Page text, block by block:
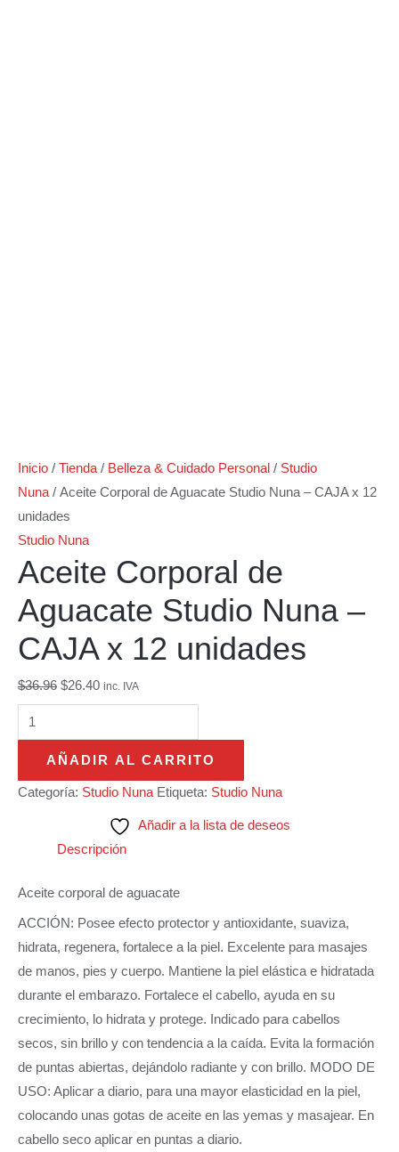
Inicio / Tienda / Belleza & Cuidado Personal / Studio
Nuna / Aceite Corporal de Aguacate Studio Nuna – CAJA x 12
unidades
Studio Nuna
Aceite Corporal de
Aguacate Studio Nuna –
CAJA x 12 unidades
$36.96 $26.40 inc. IVA
AÑADIR AL CARRITO
Categoría: Studio Nuna Etiqueta: Studio Nuna
Añadir a la lista de deseos
Descripción
Aceite corporal de aguacate
ACCIÓN: Posee efecto protector y antioxidante, suaviza,
hidrata, regenera, fortalece a la piel. Excelente para masajes
de manos, pies y cuerpo. Mantiene la piel elástica e hidratada
durante el embarazo. Fortalece el cabello, ayuda en su
crecimiento, lo hidrata y protege. Indicado para cabellos
secos, sin brillo y con tendencia a la caída. Evita la formación
de puntas abiertas, dejándolo radiante y con brillo. MODO DE
USO: Aplicar a diario, para una mayor elasticidad en la piel,
colocando unas gotas de aceite en las yemas y masajear. En
cabello seco aplicar en puntas a diario.